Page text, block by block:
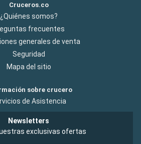
Cruceros.co
¿Quiénes somos?
frecuentes
generales de venta
Seguridad
Mapa del sitio
sobre crucero
de Asistencia
Newsletters
exclusivas ofertas